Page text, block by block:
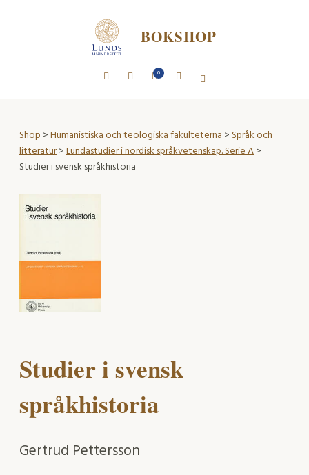
BOKSHOP
0
Shop>Humanistiska och teologiska fakulteterna>Språk och
litteratur>Lundastudier i nordisk språkvetenskap. Serie A>
Studier i svensk språkhistoria
Studier i svensk
språkhistoria
Gertrud Pettersson